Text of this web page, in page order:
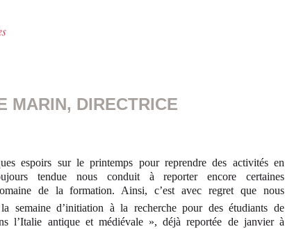
MARIN, DIRECTRICE
espoirs sur le printemps pour reprendre des activités en
tendue nous conduit à reporter encore certaines
de la formation. Ainsi, c’est avec regret que nous
semaine d’initiation à la recherche pour des étudiants de
l’Italie antique et médiévale », déjà reportée de janvier à